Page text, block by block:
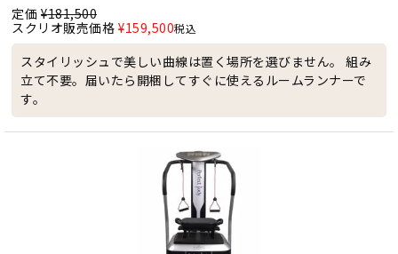
定価 ¥181,500
スクリオ販売価格 ¥159,500税込
スタイリッシュで美しい曲線は置く場所を選びません。 組み
立て不要。届いたら開梱してすぐに使えるルームランナーで
す。